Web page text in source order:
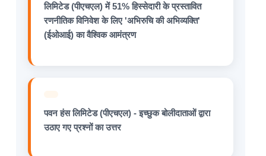
लिमिटेड (पीएचएल) में 51% हिस्सेदारी के प्रस्तावित
रणनीतिक विनिवेश के लिए 'अभिरुचि की अभिव्यक्ति'
(ईओआई) का वैश्विक आमंत्रण
पवन हंस लिमिटेड (पीएचएल) - इच्छुक बोलीदाताओं द्वारा
उठाए गए प्रश्नों का उत्तर